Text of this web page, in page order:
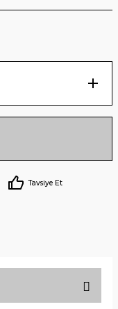
Tavsiye Et